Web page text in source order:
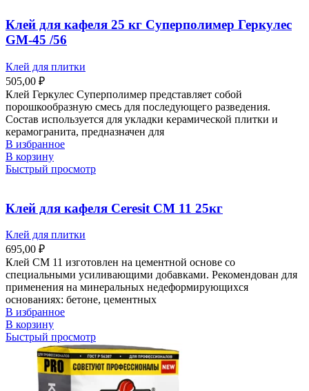
Клей для кафеля 25 кг Суперполимер Геркулес
GM-45 /56
Клей для плитки
505,00 ₽
Клей Геркулес Суперполимер представляет собой
порошкообразную смесь для последующего разведения.
Состав используется для укладки керамической плитки и
керамогранита, предназначен для
В избранное
В корзину
Быстрый просмотр
Клей для кафеля Ceresit СМ 11 25кг
Клей для плитки
695,00 ₽
Клей СМ 11 изготовлен на цементной основе со
специальными усиливающими добавками. Рекомендован для
применения на минеральных недеформирующихся
основаниях: бетоне, цементных
В избранное
В корзину
Быстрый просмотр